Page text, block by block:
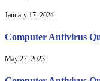
January 17, 2024
Computer Antivirus
May 27, 2023